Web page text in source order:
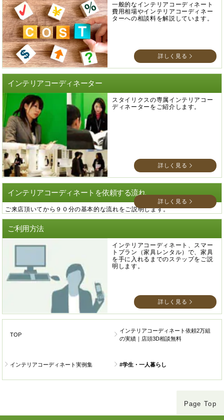
一般的なインテリアコーディネート
費用相場やインテリアコーディネー
ターへの相談料を解説しています。
詳しく見る
インテリアコーディネーター
スタイリクスの専属インテリアコー
ディネーターをご紹介します。
詳しく見る
インテリアコーディネートを依頼する流れ
ご来店頂いてから９０分の基本的な流れをご説明します。
詳しく見る
ご利用方法
インテリアコーディネート、スマー
トプラン（家具レンタル）で、家具
を手に入れるまでのステップをご説
明します。
詳しく見る
TOP
インテリアコーディネート依頼2万組
の実績｜店頭3D相談無料
インテリアコーディネート実例集 #学生・一人暮らし
Page Top